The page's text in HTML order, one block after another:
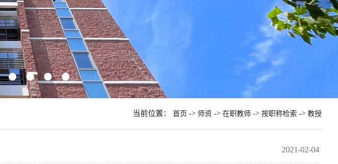
5 6 7 8
当前位置： 首页 -> 师资 -> 在职教师 -> 按职称检索 -> 教授
2021-02-04